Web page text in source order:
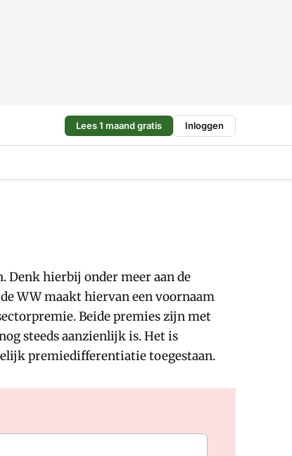
Lees 1 maand gratis Inloggen
Denk hierbij onder meer aan de
WW maakt hiervan een voornaam
Beide premies zijn met
steeds aanzienlijk is. Het is
premiedifferentiatie toegestaan.